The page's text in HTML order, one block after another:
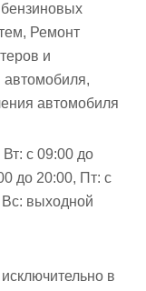
Ремонт
и
автомобиля,
автомобиля
с 09:00 до
до 20:00, Пт: с
выходной
в